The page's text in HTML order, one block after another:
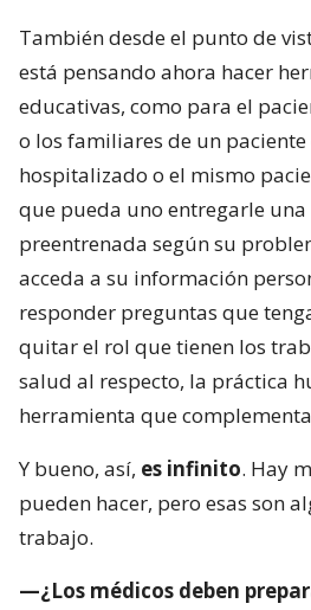
También desde el punto de
está pensando ahora hacer
educativas, como para el
o los familiares de un paciente
hospitalizado o el mismo
que pueda uno entregarle
preentrenada según su
acceda a su información
responder preguntas que
quitar el rol que tienen los
salud al respecto, la práctica
herramienta que
Y bueno, así, es infinito. Hay
pueden hacer, pero esas son
trabajo.
—¿Los médicos deben